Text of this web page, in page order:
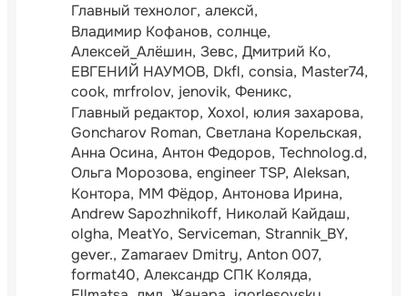
Главный технолог алексй
Владимир Кофанов солнце
Алексей_Алёшин Зевс Дмитрий Ко
ЕВГЕНИЙ НАУМОВ Dkfl consia Master74
cook mrfrolov jenovik Феникс
Главный редактор Xoxol юлия захарова
Goncharov Roman Светлана Корельская
Анна Осина Антон Федоров Technolog.d
Ольга Морозова engineer TSP Aleksan
Контора ММ Фёдор Антонова Ирина
Andrew Sapozhnikoff Николай Кайдаш
olgha MeatYo Serviceman Strannik_BY
gever. Zamaraev Dmitry Anton 007
format40 Александр СПК Коляда